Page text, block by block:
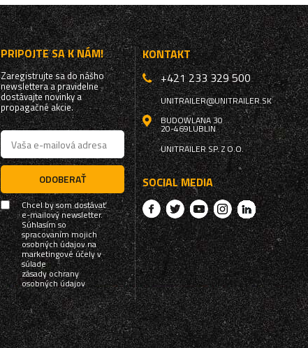
PRIPOJTE SA K NÁM!
Zaregistrujte sa do nášho
newslettera a pravidelne
dostávajte novinky a
propagačné akcie.
ODOBERAŤ
Chcel by som dostávať
e-mailový newsletter.
Súhlasím so
spracovaním mojich
osobných údajov na
marketingové účely v
súlade
zásady ochrany
osobných údajov
KONTAKT
+421 233 329 500
UNITRAILER@UNITRAILER.SK
BUDOWLANA 30
20-469LUBLIN
UNITRAILER SP. Z O.O.
SOCIAL MEDIA